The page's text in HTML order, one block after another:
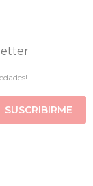
SUSCRIBIRME